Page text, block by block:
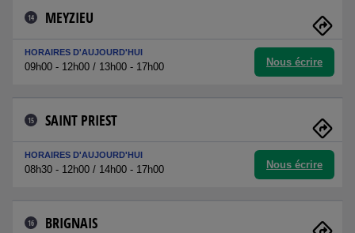
14 MEYZIEU
HORAIRES D'AUJOURD'HUI
09h00 - 12h00 / 13h00 - 17h00 Nous écrire
15 SAINT PRIEST
HORAIRES D'AUJOURD'HUI
08h30 - 12h00 / 14h00 - 17h00 Nous écrire
16 BRIGNAIS